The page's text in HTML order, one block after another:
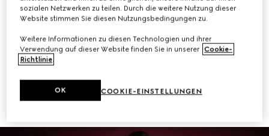
Herren
sozialen Netzwerken zu teilen. Durch die weitere Nutzung dieser
Website stimmen Sie diesen Nutzungsbedingungen zu.
Weitere Informationen zu diesen Technologien und ihrer
Verwendung auf dieser Website finden Sie in unserer Cookie-
Richtlinie.
COOKIE-EINSTELLUNGEN
OK